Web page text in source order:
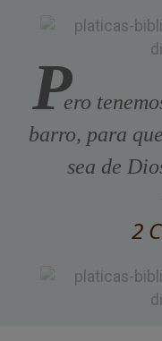
Pero
barro, para
sea de
2